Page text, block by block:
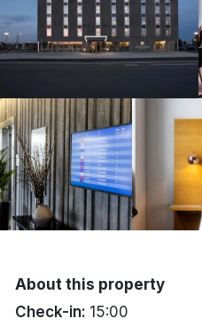
Malmö
Hela Norge
Oslo
Bergen
Hela Danmark
About this property
Check-in: 15:00